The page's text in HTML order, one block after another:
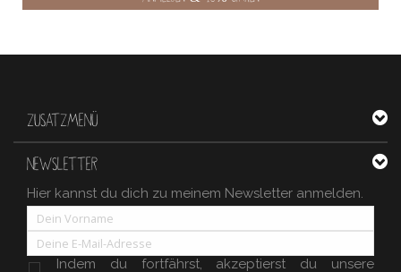
ZUSATZMENÜ
NEWSLETTER
Hier kannst du dich zu meinem Newsletter anmelden.
Indem du fortfährst, akzeptierst du unsere